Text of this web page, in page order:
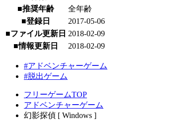
■推奨年齢
全年齢
■登録日
2017-05-06
■ファイル更新日 2018-02-09
■情報更新日
2018-02-09
#アドベンチャーゲーム
#脱出ゲーム
フリーゲームTOP
アドベンチャーゲーム
幻影探偵 [ Windows ]